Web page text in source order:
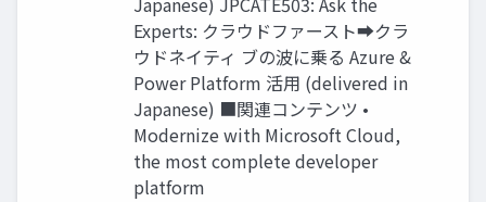
Experts: クラウドファースト➡クラ
ウドネイティ ブの波に乗る Azure &
Power Platform 活用 (delivered in
Japanese) ■関連コンテンツ •
Modernize with Microsoft Cloud,
the most complete developer
platform